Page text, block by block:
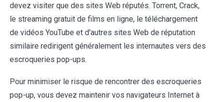
devez visiter que des sites Web réputés. Torrent, Crack,
le streaming gratuit de films en ligne, le téléchargement
de vidéos YouTube et d'autres sites Web de réputation
similaire redirigent généralement les internautes vers des
escroqueries pop-ups.
Pour minimiser le risque de rencontrer des escroqueries
pop-up, vous devez maintenir vos navigateurs Internet à